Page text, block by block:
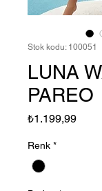
Stok kodu: 100051
LUNA
PAREO
₺1.199,99Fiyat
Renk *